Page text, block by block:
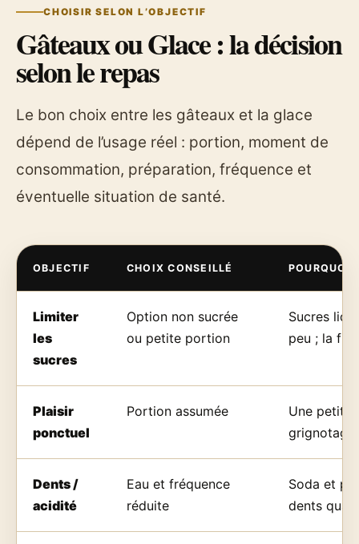
CHOISIR SELON L’OBJECTIF
Gâteaux ou Glace : la décision
selon le repas
Le bon choix entre les gâteaux et la glace
dépend de l’usage réel : portion, moment de
consommation, préparation, fréquence et
éventuelle situation de santé.
OBJECTIF CHOIX CONSEILLÉ POURQUOI
Limiter
les
sucres
Option non sucrée
ou petite portion
Sucres
peu ; la
Plaisir
ponctuel
Portion assumée
Une petite
grignotage
Dents /
acidité
Eau et fréquence
réduite
Soda et
dents